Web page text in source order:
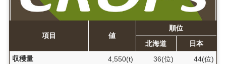
項目 値
順位
北海道
日本
収穫量
4,550(t) 36(位)
44(位)